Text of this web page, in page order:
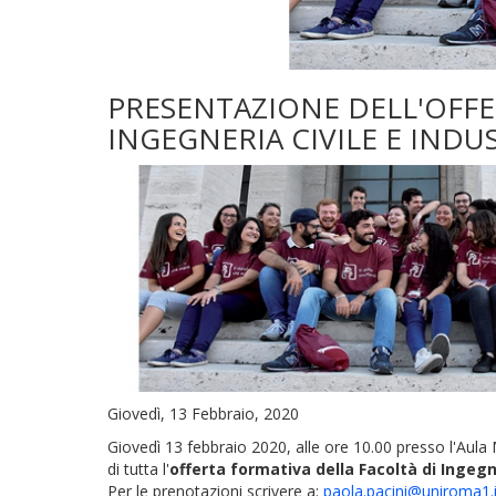
PRESENTAZIONE
INGEGNERIA CIVILE E
Giovedì, 13 Febbraio, 2020
Giovedì 13 febbraio 2020, alle ore 10.00 presso
di tutta l'offerta formativa della Facoltà di
Per le prenotazioni scrivere a: